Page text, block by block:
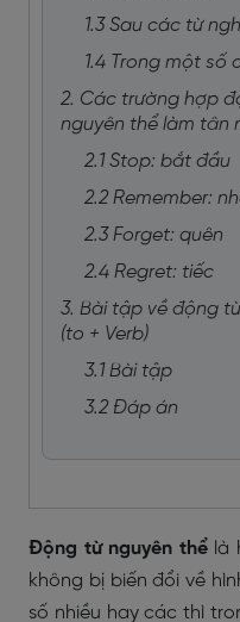
1.3 Sau các từ
1.4 Trong một số
2. Các trường hợp
nguyên thể làm tân
2.1 Stop: bắt đầu
2.2 Remember:
2.3 Forget: quên
2.4 Regret: tiếc
3. Bài tập về động
(to + Verb)
3.1 Bài tập
3.2 Đáp án
Động từ nguyên thểlà
không bị biến đổi về
số nhiều hay các thì